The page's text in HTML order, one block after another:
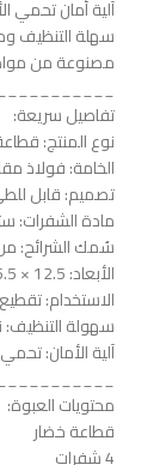
آلية أمان تحمي
سهلة التنظيف
مصنوعة من مواد
تفاصيل سريعة:
نوع المنتج: قطاعة
الخامة: فولاذ
تصميم: قابل
مادة الشفرات:
سُمك الشرائح: من 0.5 ملم إلى 8
الأبعاد: 12.5 × 35.5 سم
الاستخدام:
سهولة التنظيف:
آلية الأمان:
محتويات العبوة:
قطاعة خضار
4 شفرات